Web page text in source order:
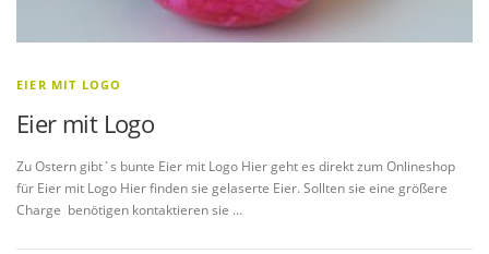
EIER MIT LOGO
Eier mit Logo
Zu Ostern gibt`s bunte Eier mit Logo Hier geht es direkt zum Onlineshop
für Eier mit Logo Hier finden sie gelaserte Eier. Sollten sie eine größere
Charge benötigen kontaktieren sie …